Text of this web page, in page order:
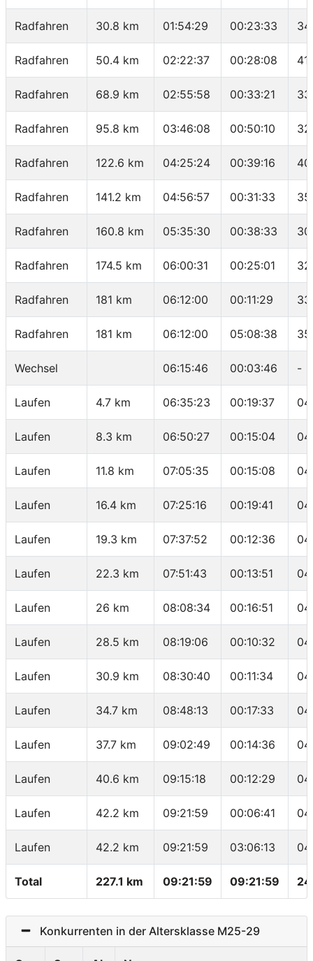
Radfahren 30.8 km 01:54:29 00:23:33
Radfahren 50.4 km 02:22:37 00:28:08
Radfahren 68.9 km 02:55:58 00:33:21
Radfahren 95.8 km 03:46:08 00:50:10
Radfahren 122.6 km 04:25:24 00:39:16
Radfahren 141.2 km 04:56:57 00:31:33
Radfahren 160.8 km 05:35:30 00:38:33
Radfahren 174.5 km 06:00:31 00:25:01
Radfahren 181 km 06:12:00 00:11:29
Radfahren 181 km 06:12:00 05:08:38
Wechsel 06:15:46 00:03:46 -
Laufen 4.7 km 06:35:23 00:19:37
Laufen 8.3 km 06:50:27 00:15:04
Laufen 11.8 km 07:05:35 00:15:08
Laufen 16.4 km 07:25:16 00:19:41
Laufen 19.3 km 07:37:52 00:12:36
Laufen 22.3 km 07:51:43 00:13:51
Laufen 26 km 08:08:34 00:16:51
Laufen 28.5 km 08:19:06 00:10:32
Laufen 30.9 km 08:30:40 00:11:34
Laufen 34.7 km 08:48:13 00:17:33
Laufen 37.7 km 09:02:49 00:14:36
Laufen 40.6 km 09:15:18 00:12:29
Laufen 42.2 km 09:21:59 00:06:41
Laufen 42.2 km 09:21:59 03:06:13
Total 227.1 km 09:21:59 09:21:59
Konkurrenten in der Altersklasse M25-29